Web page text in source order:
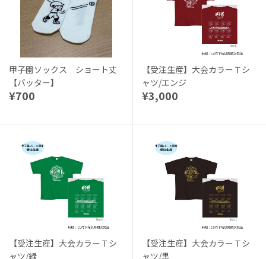
甲子園ソックス ショート丈
【バッター】
¥700
【受注生産】大会カラーＴシ
ャツ/エンジ
¥3,000
【受注生産】大会カラーＴシ
ャツ/緑
【受注生産】大会カラーＴシ
ャツ/黒